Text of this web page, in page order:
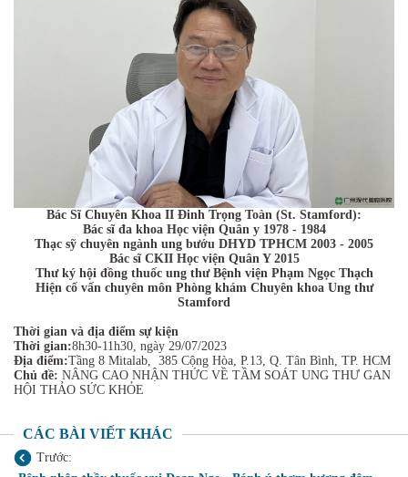
Bác Sĩ Chuyên Khoa II Đinh Trọng Toàn (St. Stamford):
Bác sĩ đa khoa Học viện Quân y 1978 - 1984
Thạc sỹ chuyên ngành ung bướu DHYD TPHCM 2003 - 2005
Bác sĩ CKII Học viện Quân Y 2015
Thư ký hội đồng thuốc ung thư Bệnh viện Phạm Ngọc Thạch
Hiện cố vấn chuyên môn Phòng khám Chuyên khoa Ung thư
Stamford
Thời gian và địa điểm sự kiện
Thời gian:8h30-11h30, ngày 29/07/2023
Địa điểm:Tầng 8 Mitalab, 385 Cộng Hòa, P.13, Q. Tân Bình, TP. HCM
Chủ đề: NÂNG CAO NHẬN THỨC VỀ TẦM SOÁT UNG THƯ GAN
HỘI THẢO SỨC KHỎE
CÁC BÀI VIẾT KHÁC
Trước: